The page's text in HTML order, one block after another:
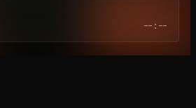
photo, pointe sur le code. C'est gratuit à
--:--